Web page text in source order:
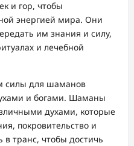
и гор, чтобы
энергией мира. Они
им знания и силу,
и лечебной
силы для шаманов
и богами. Шаманы
духами, которые
покровительство и
транс, чтобы достичь